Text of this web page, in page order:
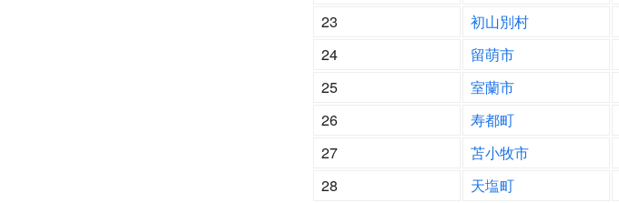
23
初山別村
24
留萌市
25
室蘭市
26
寿都町
27
苫小牧市
28
天塩町